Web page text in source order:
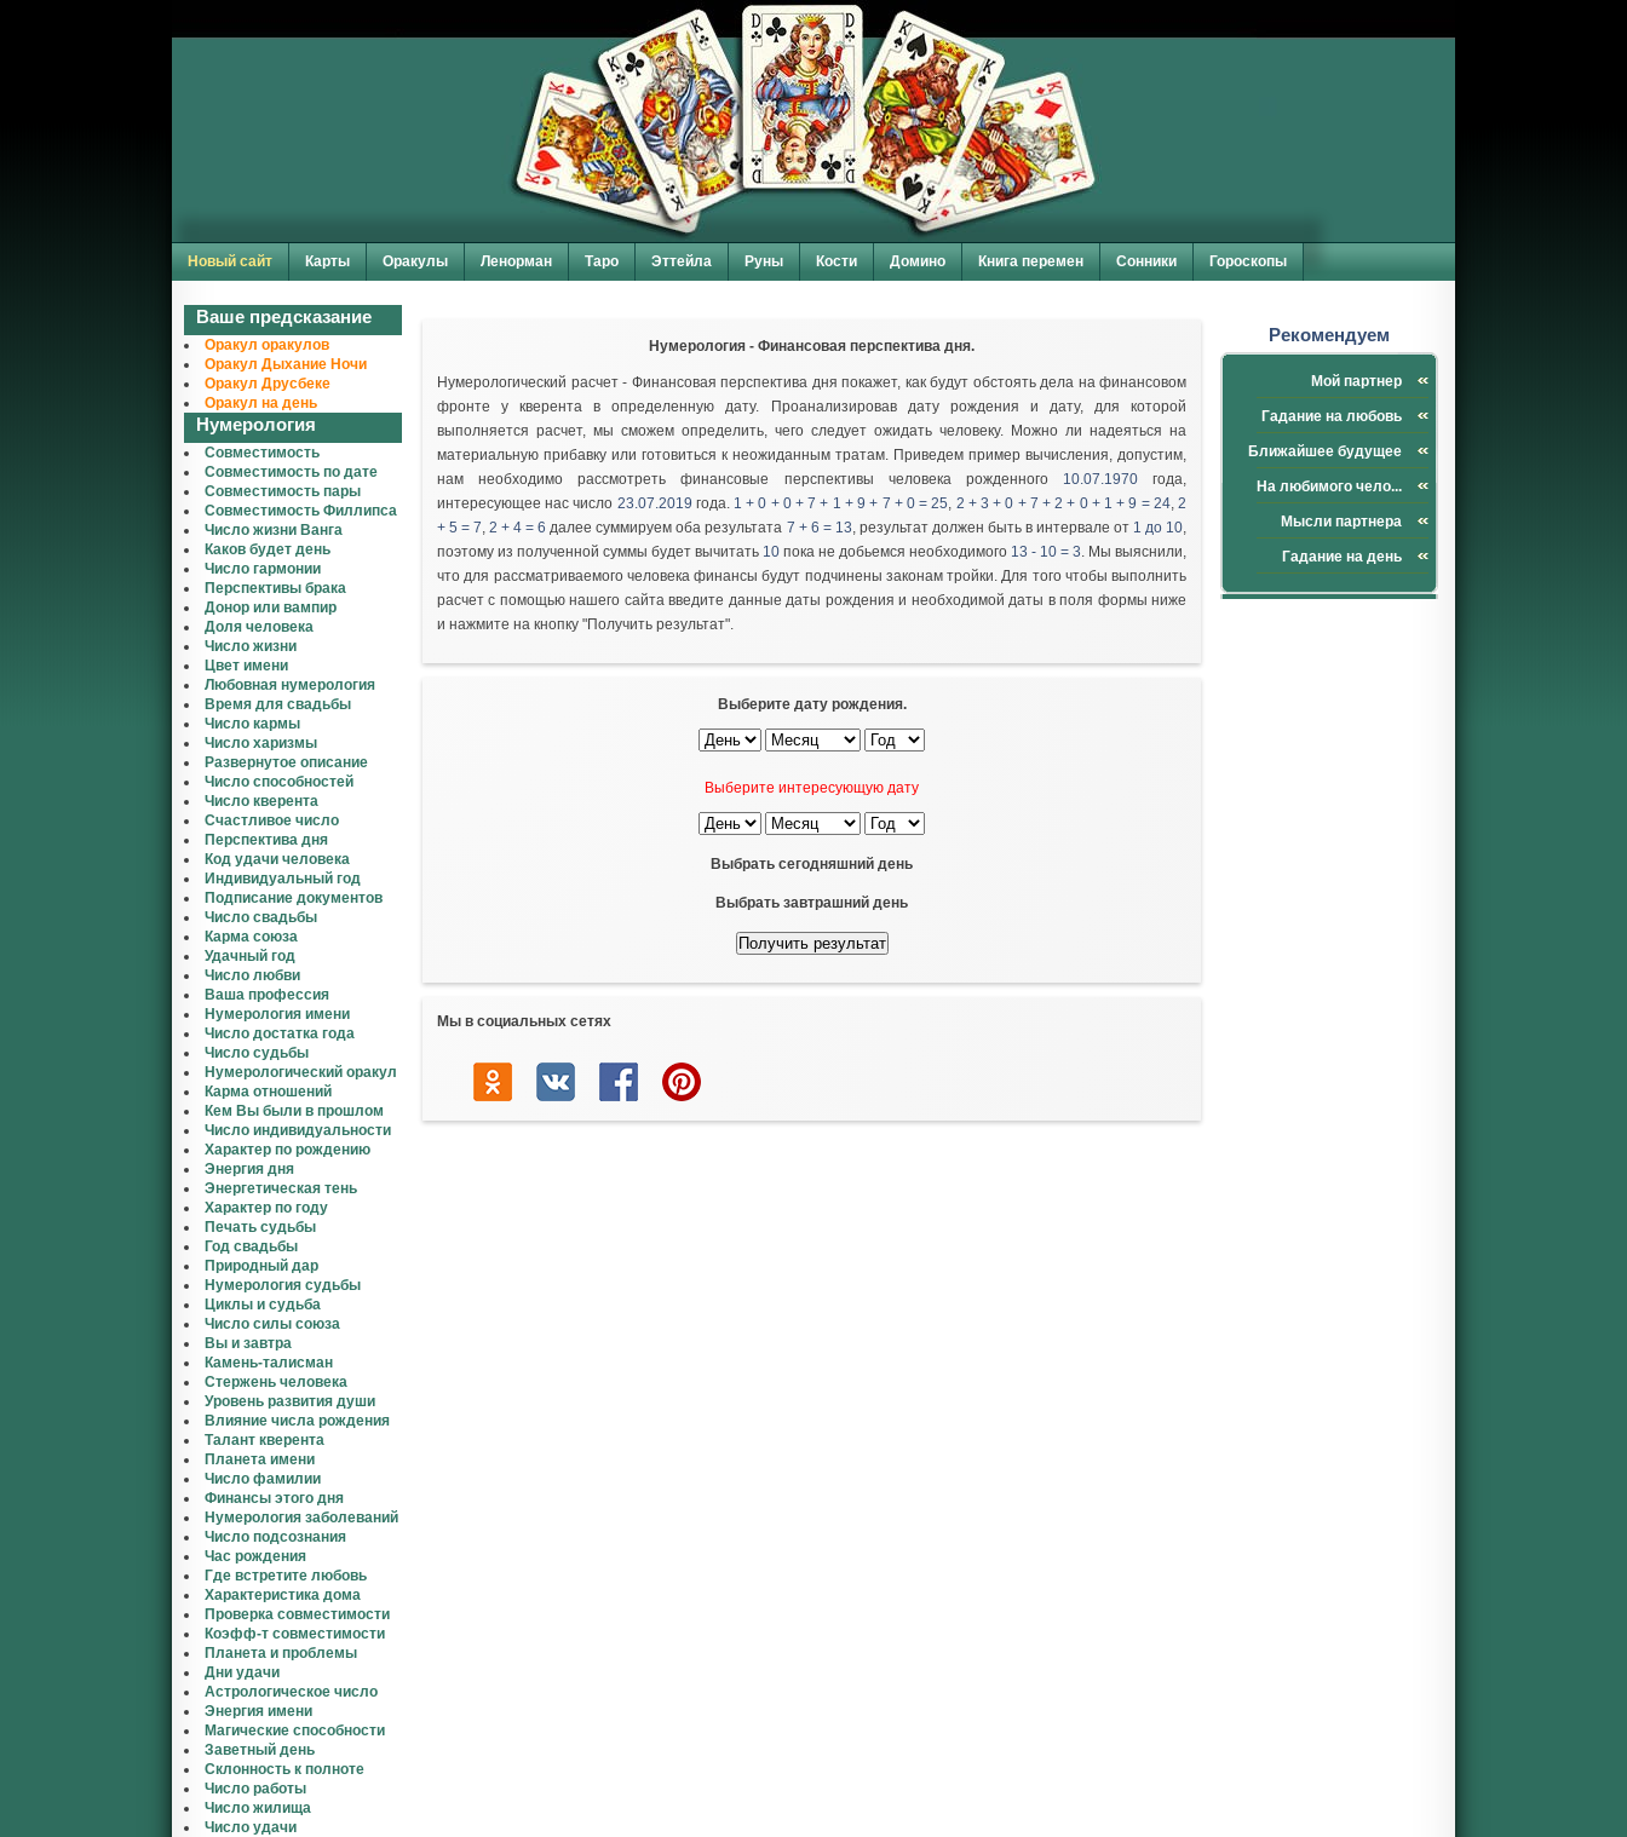
Новый сайт Карты Оракулы Ленорман Таро Эттейла Руны Кости Домино Книга перемен Сонники Гороскопы
Нумерология - Финансовая перспектива дня.
Нумерологический расчет - Финансовая перспектива дня покажет, как будут обстоять дела на финансовом
фронте у кверента в определенную дату. Проанализировав дату рождения и дату, для которой
выполняется расчет, мы сможем определить, чего следует ожидать человеку. Можно ли надеяться на
материальную прибавку или готовиться к неожиданным тратам. Приведем пример вычисления, допустим,
нам необходимо рассмотреть финансовые перспективы человека рожденного 10.07.1970года,
интересующее нас число 23.07.2019 года. 1 + 0 + 0 + 7 + 1 + 9 + 7 + 0 = 25, 2 + 3 + 0 + 7 + 2 + 0 + 1 + 9 = 24,2
+ 5 = 7,2 + 4 = 6 далее суммируем оба результата 7 + 6 = 13, результат должен быть в интервале от 1 до 10,
поэтому из полученной суммы будет вычитать 10 пока не добьемся необходимого 13 - 10 = 3. Мы выяснили,
что для рассматриваемого человека финансы будут подчинены законам тройки. Для того чтобы выполнить
расчет с помощью нашего сайта введите данные даты рождения и необходимой даты в поля формы ниже
и нажмите на кнопку "Получить результат".
Выберите дату рождения.
Выберите интересующую дату
Выбрать сегодняшний день
Выбрать завтрашний день
Мы в социальных сетях
Ваше предсказание
Оракул оракулов
Оракул Дыхание Ночи
Оракул Друсбеке
Оракул на день
Нумерология
Совместимость
Совместимость по дате
Совместимость пары
Совместимость Филлипса
Число жизни Ванга
Каков будет день
Число гармонии
Перспективы брака
Донор или вампир
Доля человека
Число жизни
Цвет имени
Любовная нумерология
Время для свадьбы
Число кармы
Число харизмы
Развернутое описание
Число способностей
Число кверента
Счастливое число
Перспектива дня
Код удачи человека
Индивидуальный год
Подписание документов
Число свадьбы
Карма союза
Удачный год
Число любви
Ваша профессия
Нумерология имени
Число достатка года
Число судьбы
Нумерологический оракул
Карма отношений
Кем Вы были в прошлом
Число индивидуальности
Характер по рождению
Энергия дня
Энергетическая тень
Характер по году
Печать судьбы
Год свадьбы
Природный дар
Нумерология судьбы
Циклы и судьба
Число силы союза
Вы и завтра
Камень-талисман
Стержень человека
Уровень развития души
Влияние числа рождения
Талант кверента
Планета имени
Число фамилии
Финансы этого дня
Нумерология заболеваний
Число подсознания
Час рождения
Где встретите любовь
Характеристика дома
Проверка совместимости
Коэфф-т совместимости
Планета и проблемы
Дни удачи
Астрологическое число
Энергия имени
Магические способности
Заветный день
Склонность к полноте
Число работы
Число жилища
Число удачи
Рекомендуем
Мой партнер
Гадание на любовь
Ближайшее будущее
На любимого чело...
Мысли партнера
Гадание на день